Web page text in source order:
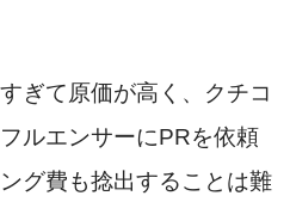
ぎて原価が高く、クチコ
ルエンサーにPRを依頼
グ費も捻出することは難